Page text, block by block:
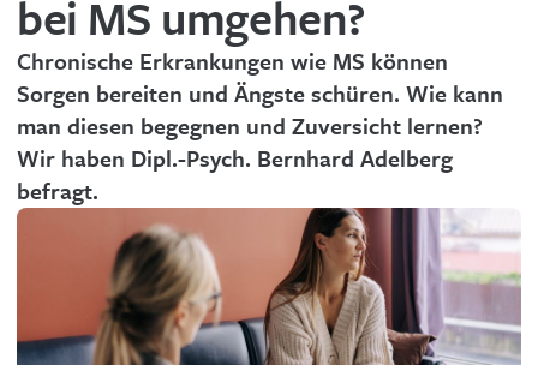
bei MS umgehen?
Chronische Erkrankungen wie MS können
Sorgen bereiten und Ängste schüren. Wie kann
man diesen begegnen und Zuversicht lernen?
Wir haben Dipl.-Psych. Bernhard Adelberg
befragt.